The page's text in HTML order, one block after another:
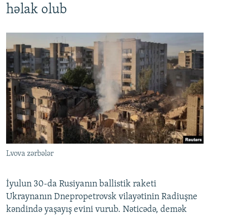
həlak olub
Lvova zərbələr
İyulun 30-da Rusiyanın ballistik raketi
Ukraynanın Dnepropetrovsk vilayətinin Radiuşne
kəndində yaşayış evini vurub. Nəticədə, demək